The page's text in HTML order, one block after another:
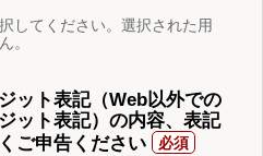
してください。選択された用
。
ット表記（Web以外での
ット表記）の内容、表記
ご申告ください